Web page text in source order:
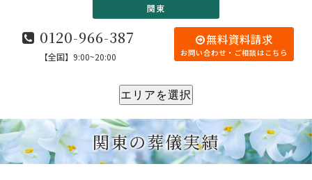
関東
無料資料請求
お問い合わせ・ご相談はこちら
0120-966-387
【全国】9:00~20:00
エリアを選択
関東の葬儀実績